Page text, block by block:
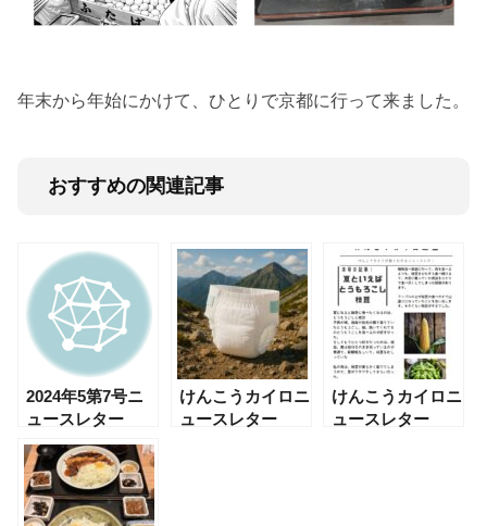
年末から年始にかけて、ひとりで京都に行って来ました。
おすすめの関連記事
2024年5第7号ニ
ュースレター
けんこうカイロニ
ュースレター
けんこうカイロニ
ュースレター